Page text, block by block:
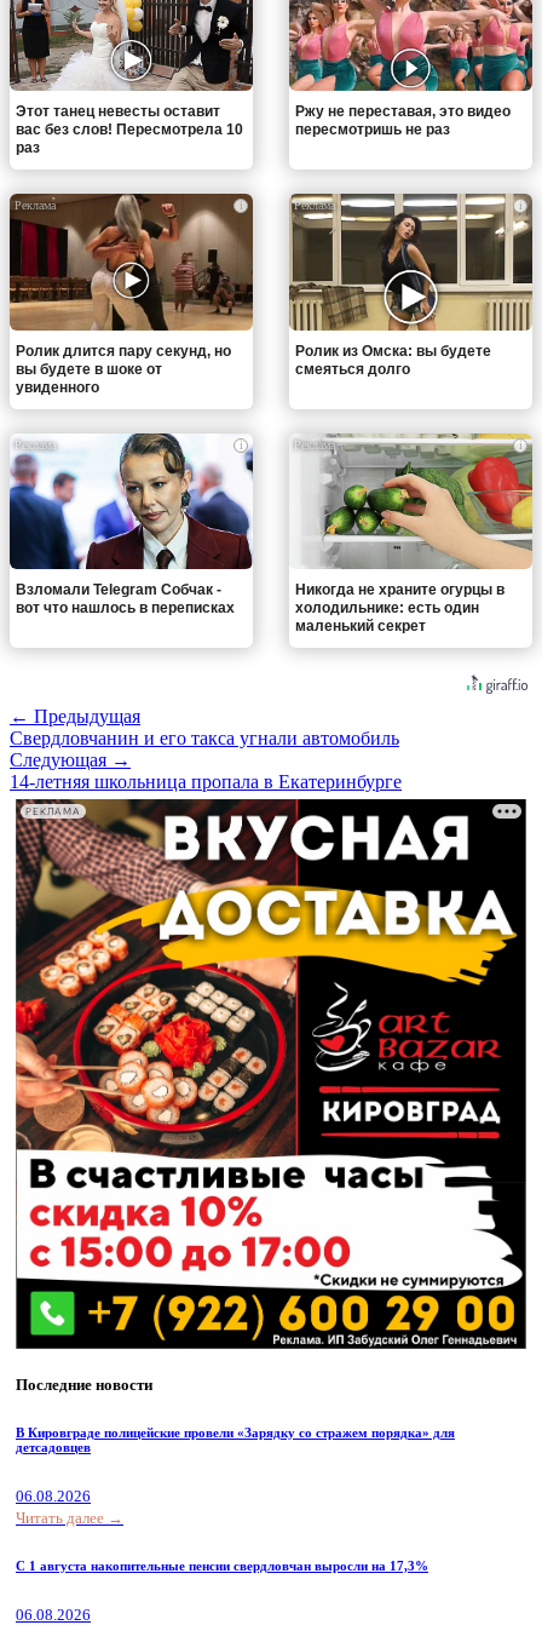
Этот танец невесты оставит
вас без слов! Пересмотрела 10
раз
Ржу не переставая, это видео
пересмотришь не раз
i
Ролик длится пару секунд, но
вы будете в шоке от
увиденного
i
Ролик из Омска: вы будете
смеяться долго
i
Взломали Telegram Собчак -
вот что нашлось в переписках
i
Никогда не храните огурцы в
холодильнике: есть один
маленький секрет
← Предыдущая
Свердловчанин и его такса угнали автомобиль
Следующая →
14-летняя школьница пропала в Екатеринбурге
РЕКЛАМА
Последние новости
В Кировграде полицейские провели «Зарядку со стражем порядка» для
детсадовцев
06.08.2026
Читать далее →
С 1 августа накопительные пенсии свердловчан выросли на 17,3%
06.08.2026